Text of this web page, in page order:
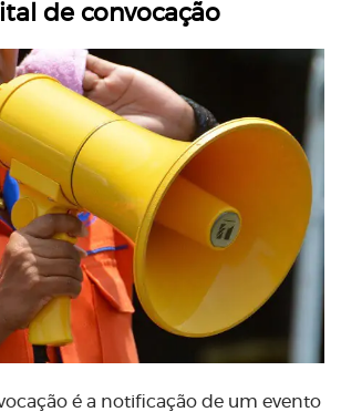
de convocação
é a notificação de um evento